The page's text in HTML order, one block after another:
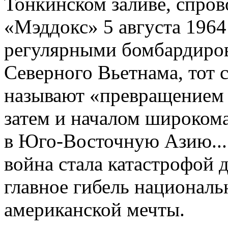
«Мэддокс» 5 августа
регулярными
Северного Вьетнама, тот
называют
затем и началом
в Юго-Восточную Азию...
война стала
главное гибель
американской мечты.